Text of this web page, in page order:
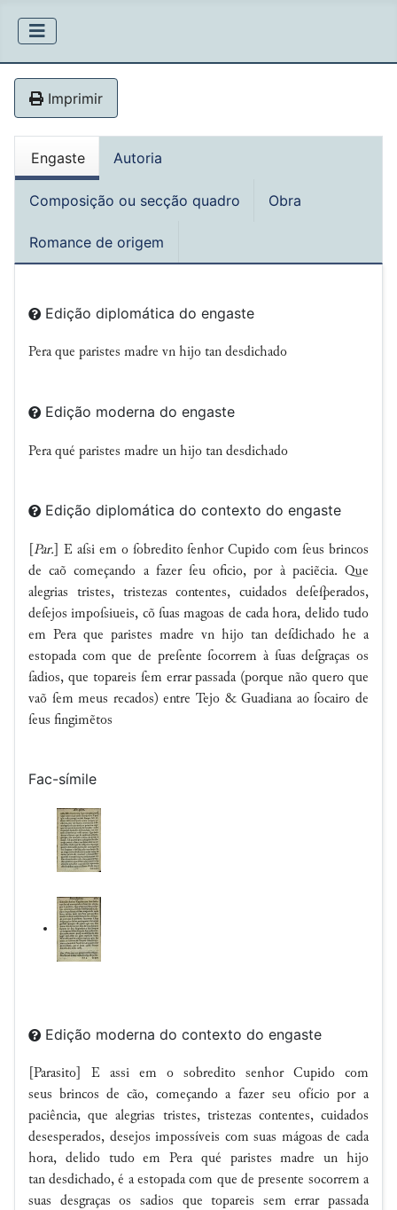
Imprimir
Engaste Autoria
Composição ou secção quadro Obra
Romance de origem
Edição diplomática do engaste
Pera que paristes madre vn hijo tan desdichado
Edição moderna do engaste
Pera qué paristes madre un hijo tan desdichado
Edição diplomática do contexto do engaste
Par. ] E aſsi em o ſobredito ſenhor Cupido com ſeus brincos
de caõ começando a fazer ſeu oficio, por à paciẽcia. Que
alegrias tristes, tristezas contentes, cuidados deſeſperados,
deſejos impoſsiueis, cõ ſuas magoas de cada hora, delido tudo
em Pera que paristes madre vn hijo tan deſdichado he a
estopada com que de preſente ſocorrem à ſuas deſgraças os
ſadios, que topareis ſem errar passada (porque não quero que
vaõ ſem meus recados) entre Tejo & Guadiana ao ſocairo de
ſeus fingimẽtos
Fac-símile
Edição moderna do contexto do engaste
[Parasito] E assi em o sobredito senhor Cupido com
seus
brincos de cão, começando a fazer seu ofício por a
paciência, que alegrias tristes, tristezas contentes, cuidados
desesperados, desejos impossíveis com suas mágoas de cada
hora, delido tudo em Pera qué paristes madre un hijo
tan desdichado, é a estopada com que de presente socorrem a
suas desgraças os sadios que topareis sem errar passada